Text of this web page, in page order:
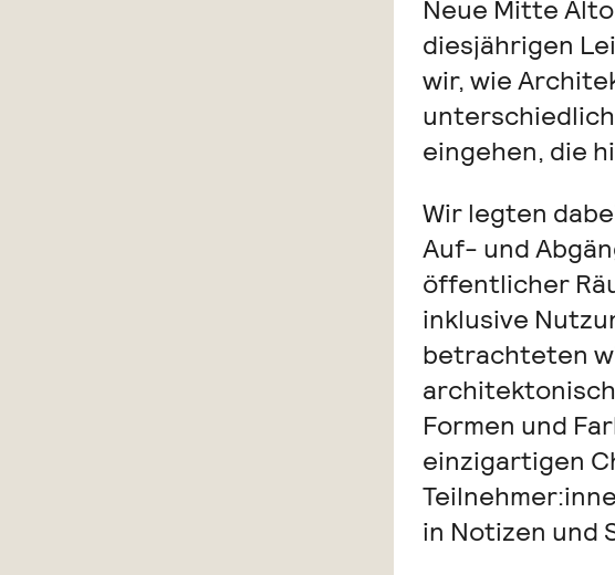
Neue Mitte
diesjährigen
wir, wie
eingehen, die
Wir legten
Auf- und
öffentlicher
inklusive
betrachteten
Formen und
einzigartigen
in Notizen und